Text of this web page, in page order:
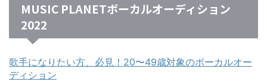
MUSIC PLANETボーカルオーディション
2022
歌手になりたい方、必見！20〜49歳対象のボーカルオー
ディション